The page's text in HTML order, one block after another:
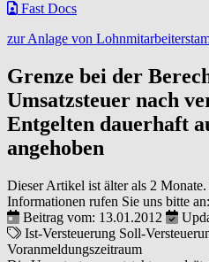
Fast Docs
zur Anlage von
Grenze bei der
Umsatzsteuer nach
Entgelten dauerhaft
angehoben
Dieser Artikel ist älter als 2
Informationen rufen Sie uns bitte an:
Beitrag vom: 13.01.2012
Ist-Versteuerung Soll-
Voranmeldungszeitraum